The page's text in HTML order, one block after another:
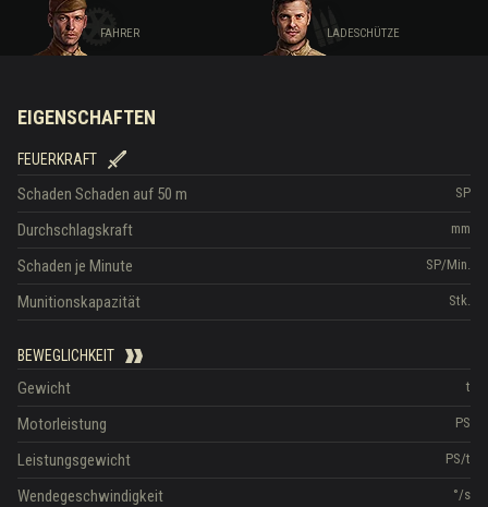
FAHRER LADESCHÜTZE
EIGENSCHAFTEN
FEUERKRAFT
SP
Schaden Schaden auf 50 m
mm
Durchschlagskraft
SP/Min.
Schaden je Minute
Stk.
Munitionskapazität
BEWEGLICHKEIT
t
Gewicht
PS
Motorleistung
PS/t
Leistungsgewicht
°/s
Wendegeschwindigkeit